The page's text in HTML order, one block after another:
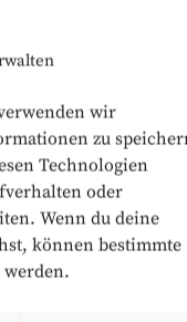
wir
zu
Technologien
oder
Wenn du deine
können bestimmte